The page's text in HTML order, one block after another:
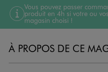
Vous pouvez passer
produit en 4h si votre ou
magasin choisi !
À PROPOS DE CE